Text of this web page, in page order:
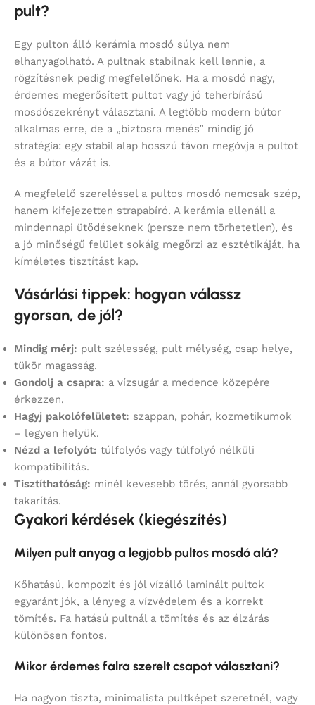
pult?
Egy pulton álló kerámia mosdó súlya nem
elhanyagolható. A pultnak stabilnak kell lennie, a
rögzítésnek pedig megfelelőnek. Ha a mosdó nagy,
érdemes megerősített pultot vagy jó teherbírású
mosdószekrényt választani. A legtöbb modern bútor
alkalmas erre, de a „biztosra menés” mindig jó
stratégia: egy stabil alap hosszú távon megóvja a pultot
és a bútor vázát is.
A megfelelő szereléssel a pultos mosdó nemcsak szép,
hanem kifejezetten strapabíró. A kerámia ellenáll a
mindennapi ütődéseknek (persze nem törhetetlen), és
a jó minőségű felület sokáig megőrzi az esztétikáját, ha
kíméletes tisztítást kap.
Vásárlási tippek: hogyan válassz
gyorsan, de jól?
Mindig mérj: pult szélesség, pult mélység, csap helye,
tükör magasság.
Gondolj a csapra: a vízsugár a medence közepére
érkezzen.
Hagyj pakolófelületet: szappan, pohár, kozmetikumok
– legyen helyük.
Nézd a lefolyót: túlfolyós vagy túlfolyó nélküli
kompatibilitás.
Tisztíthatóság: minél kevesebb törés, annál gyorsabb
takarítás.
Gyakori kérdések (kiegészítés)
Milyen pult anyag a legjobb pultos mosdó alá?
Kőhatású, kompozit és jól vízálló laminált pultok
egyaránt jók, a lényeg a vízvédelem és a korrekt
tömítés. Fa hatású pultnál a tömítés és az élzárás
különösen fontos.
Mikor érdemes falra szerelt csapot választani?
Ha nagyon tiszta, minimalista pultképet szeretnél, vagy